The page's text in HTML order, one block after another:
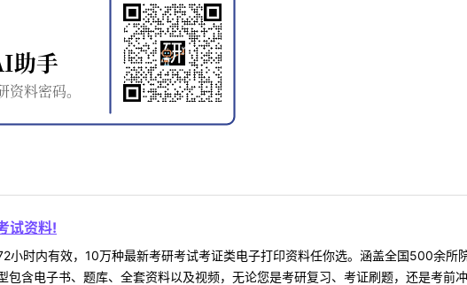
试资料!
小时内有效，10万种最新考研考试考证类电子打印资料任你选。涵盖全国500余
包含电子书、题库、全套资料以及视频，无论您是考研复习、考证刷题，还是考前